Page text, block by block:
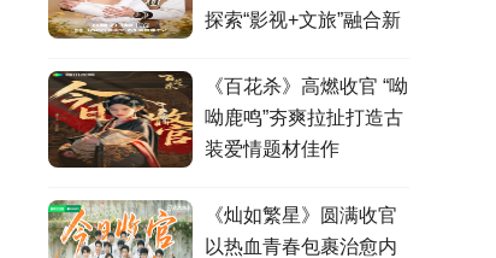
探索“影视+文旅”融合新
《百花杀》高燃收官 “呦
呦鹿鸣”夯爽拉扯打造古
装爱情题材佳作
《灿如繁星》圆满收官
以热血青春包裹治愈内